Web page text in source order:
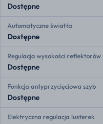
Dostępne
Automatyczne światła
Dostępne
Regulacja wysokości reflektorów
Dostępne
Funkcja antyprzycięciowa szyb
Dostępne
Elektryczna regulacja lusterek